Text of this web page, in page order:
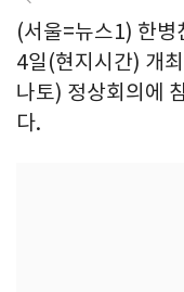
(서울=뉴스1) 한병
4일(현지시간) 개
나토) 정상회의에
다.